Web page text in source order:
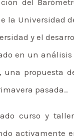
la
y el
en un
una propuesta
pasada..
curso y
activamente